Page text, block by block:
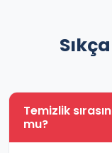
Temizlik
mu?